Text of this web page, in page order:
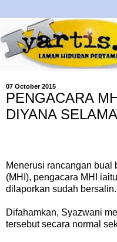
07 October 2015
PENGACARA
DIYANA
Menerusi rancangan bual
(MHI), pengacara MHI
dilaporkan sudah bersalin.
Difahamkan, Syazwani
tersebut secara normal